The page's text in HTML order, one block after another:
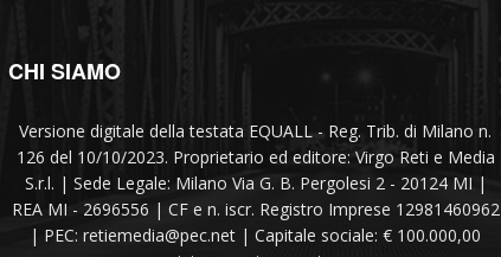
CHI SIAMO
Versione digitale della testata EQUALL - Reg. Trib. di Milano n.
126 del 10/10/2023. Proprietario ed editore: Virgo Reti e Media
S.r.l. | Sede Legale: Milano Via G. B. Pergolesi 2 - 20124 MI |
REA MI - 2696556 | CF e n. iscr. Registro Imprese 12981460962
| PEC: retiemedia@pec.net | Capitale sociale: € 100.000,00